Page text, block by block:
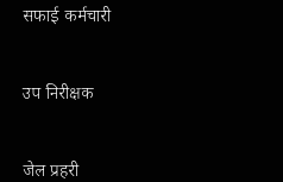
सफाई कर्मचारी
उप निरीक्षक
जेल प्रहरी